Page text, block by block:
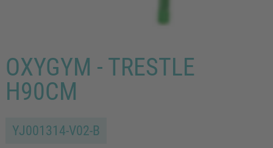
OXYGYM - TRESTLE
H90CM
YJ001314-V02-B